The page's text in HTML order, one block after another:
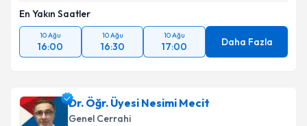
En Yakın Saatler
10 Ağu
16:00
10 Ağu
16:30
10 Ağu
17:00 Daha Fazla
Dr. Öğr. Üyesi Nesimi Mecit
Genel Cerrahi